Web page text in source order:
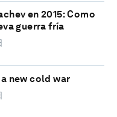
en 2015: Como
guerra fría
new cold war